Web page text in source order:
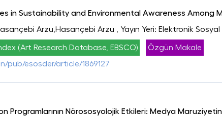
in Sustainability and Environmental Awareness Among
Arzu,Hasançebi Arzu
, Yayın Yeri: Elektronik
(Art Research Database, EBSCO)
Özgün Makale
pub/esosder/article/1869127
Programlarının Nörososyolojik Etkileri: Medya